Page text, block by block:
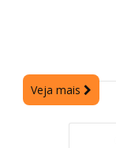
Veja mais